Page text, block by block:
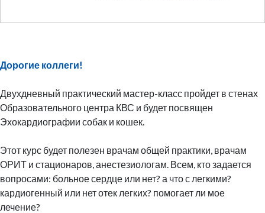
Дорогие коллеги!
Двухдневный практический мастер-класс пройдет в стенах
Образовательного центра КВС и будет посвящен
Эхокардиографии собак и кошек.
Этот курс будет полезен врачам общей практики, врачам
ОРИТ и стационаров, анестезиологам. Всем, кто задается
вопросами: больное сердце или нет? а что с легкими?
кардиогенный или нет отек легких? помогает ли мое
лечение?